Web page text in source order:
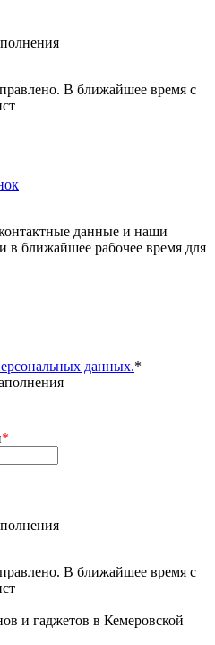
В ближайшее время с
данные и наши
в ближайшее рабочее время для
данных.*
*
В ближайшее время с
и гаджетов в Кемеровской